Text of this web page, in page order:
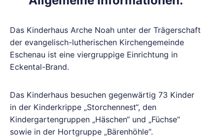
Das Kinderhaus Arche Noah unter der Trägerschaft
der evangelisch-lutherischen Kirchengemeinde
Eschenau ist eine viergruppige Einrichtung in
Eckental-Brand.
Das Kinderhaus besuchen gegenwärtig 73 Kinder
in der Kinderkrippe „Storchennest“, den
Kindergartengruppen „Häschen“ und „Füchse“
sowie in der Hortgruppe „Bärenhöhle“.